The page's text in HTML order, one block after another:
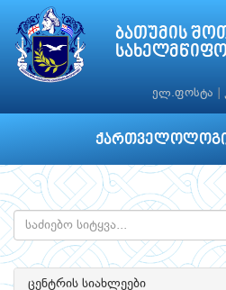
ბათუმის
ელ.ფოსტა
ცენტრის სიახლეები